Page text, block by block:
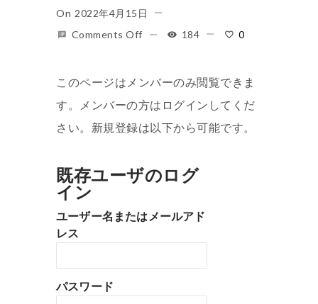
On 2022年4月15日
Comments Off
184 0
このページはメンバーのみ閲覧できま
す。メンバーの方はログインしてくだ
さい。新規登録は以下から可能です。
既存ユーザのログ
イン
ユーザー名またはメールアド
レス
パスワード